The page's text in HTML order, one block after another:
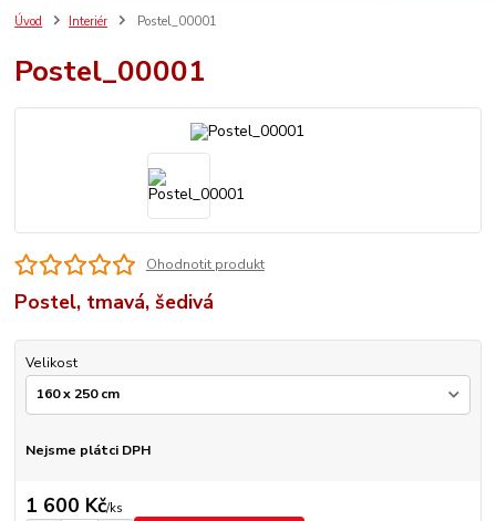
Úvod Interiér Postel_00001
Postel_00001
Ohodnotit produkt
Postel, tmavá, šedivá
Velikost
Nejsme plátci DPH
1 600 Kč/ks